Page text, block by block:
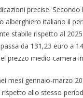
precise.
alberghiero italiano il
stabile rispetto al
da 131,23 euro a
prezzo medio camera
mesi gennaio-marzo
allo stesso